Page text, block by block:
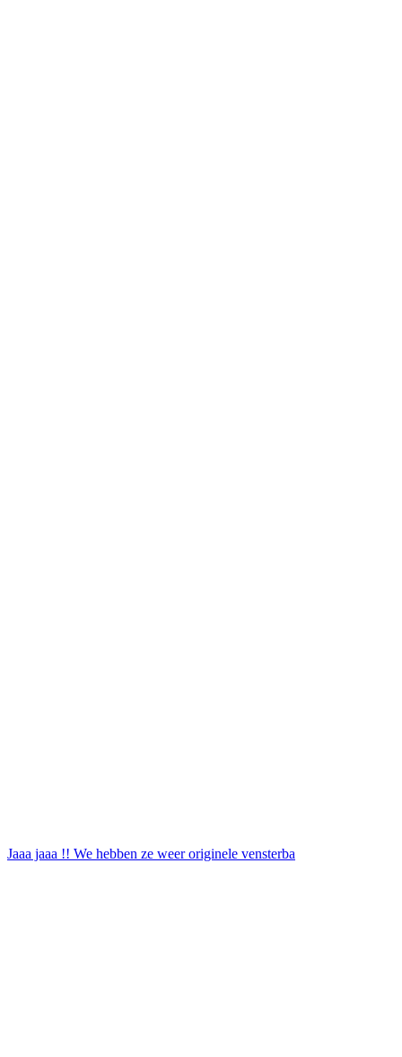
Jaaa jaaa !! We hebben ze weer originele vensterba